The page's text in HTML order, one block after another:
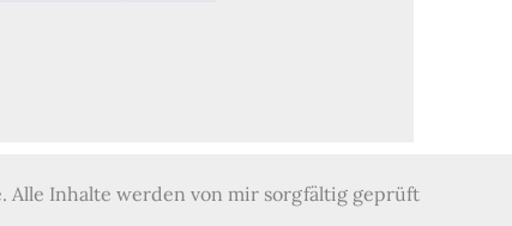
Inhalte werden von mir sorgfältig geprüft